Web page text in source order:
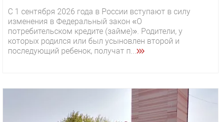
С 1 сентября 2026 года в России вступают в силу
изменения в Федеральный закон «О
потребительском кредите (займе)». Родители, у
которых родился или был усыновлен второй и
последующий ребенок, получат п...